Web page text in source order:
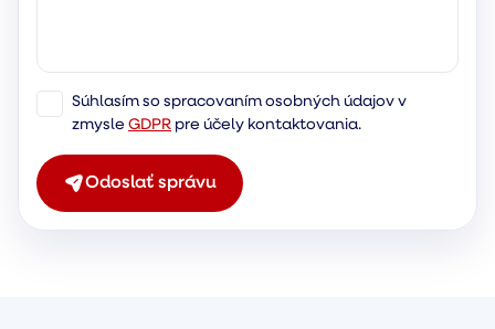
Súhlasím so spracovaním osobných údajov v
zmysle GDPR pre účely kontaktovania.
Odoslať správu